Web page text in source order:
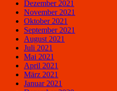
Dezember 2021
November 2021
Oktober 2021
September 2021
August 2021
Juli 2021
Mai 2021
April 2021
März 2021
Januar 2021